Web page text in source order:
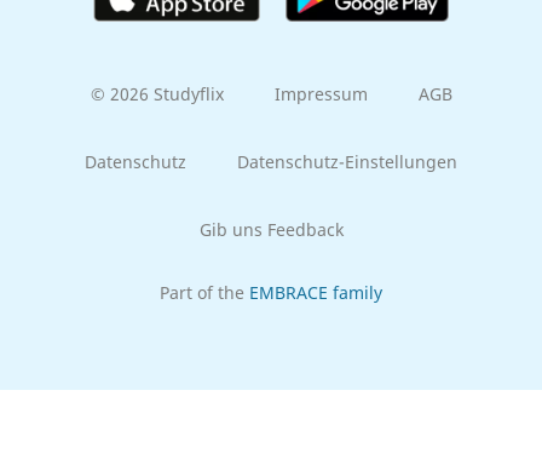
© 2026 Studyflix Impressum AGB
Datenschutz Datenschutz-Einstellungen
Gib uns Feedback
Part of the EMBRACE family